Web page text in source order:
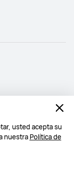
usted acepta su
nuestraPolítica de